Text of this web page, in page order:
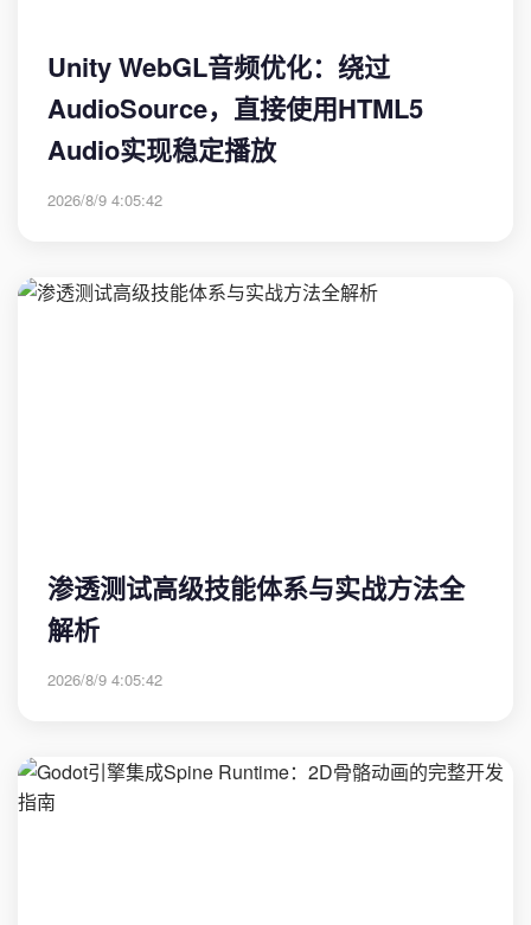
Unity WebGL音频优化：绕过
AudioSource，直接使用HTML5
Audio实现稳定播放
2026/8/9 4:05:42
渗透测试高级技能体系与实战方法全
解析
2026/8/9 4:05:42